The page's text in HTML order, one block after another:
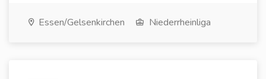
Essen/Gelsenkirchen Niederrheinliga